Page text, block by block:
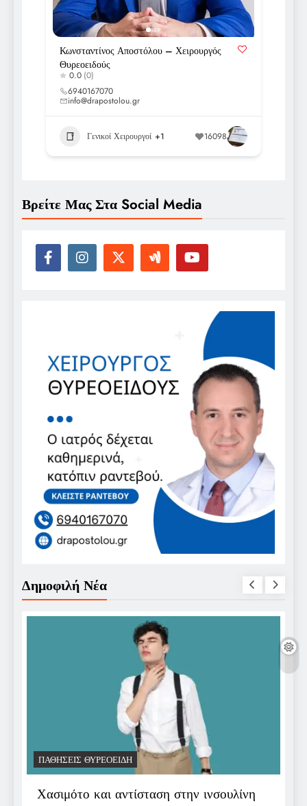
Κωνσταντίνος Αποστόλου – Χειρουργός
Θυρεοειδούς
0.0 (0)
6940167070
info@drapostolou.gr
Γενικοί Χειρουργοί +1 16098
Βρείτε Μας Στα Social Media
Δημοφιλή Νέα
ΠΑΘΉΣΕΙΣ ΘΥΡΕΟΕΙΔΉ
Χασιμότο και αντίσταση στην ινσουλίνη